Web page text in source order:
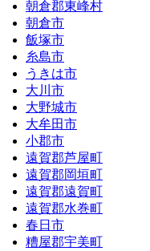
朝倉郡東峰村
朝倉市
飯塚市
糸島市
うきは市
大川市
大野城市
大牟田市
小郡市
遠賀郡芦屋町
遠賀郡岡垣町
遠賀郡遠賀町
遠賀郡水巻町
春日市
糟屋郡宇美町